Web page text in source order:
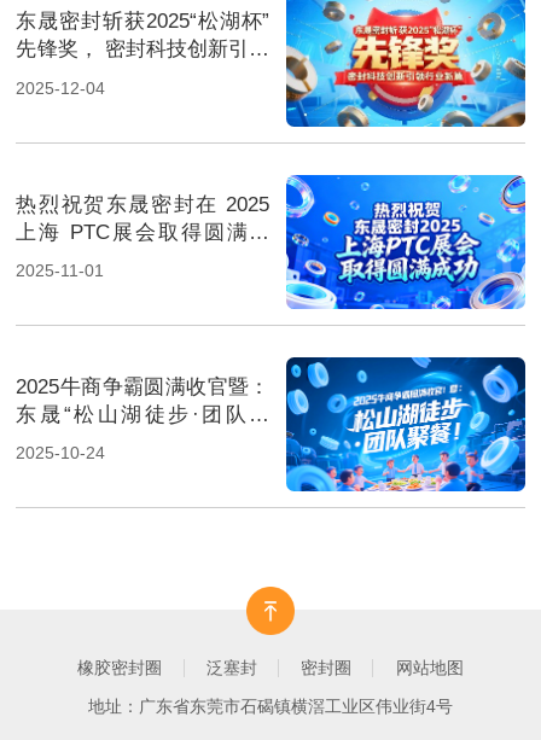
东晟密封斩获2025“松湖杯”
先锋奖， 密封科技创新引领
行业新篇！
2025-12-04
热烈祝贺东晟密封在 2025
上海 PTC展会取得圆满成
功！
2025-11-01
2025牛商争霸圆满收官暨：
东晟“松山湖徒步·团队聚
餐”！
2025-10-24
橡胶密封圈 泛塞封 密封圈 网站地图
地址：广东省东莞市石碣镇横滘工业区伟业街4号